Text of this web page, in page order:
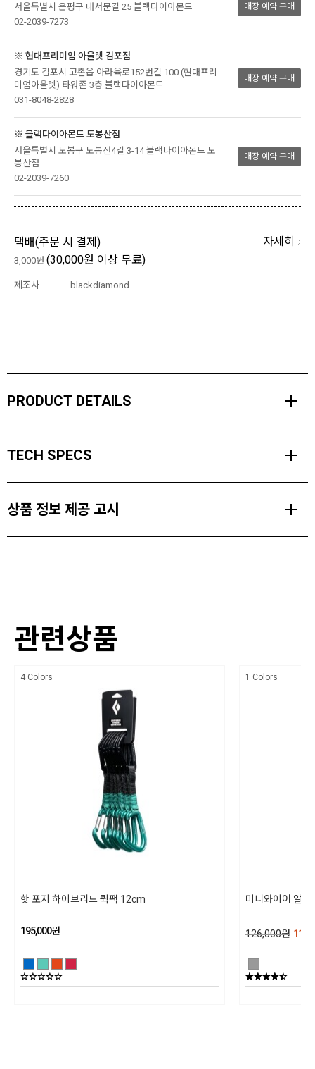
서울특별시 은평구 대서문길 25 블랙다이아몬드
02-2039-7273
매장 예약 구매
※ 현대프리미엄 아울렛 김포점
경기도 김포시 고촌읍 아라육로152번길 100 (현대프리
미엄아울렛) 타워존 3층 블랙다이아몬드
031-8048-2828
매장 예약 구매
※ 블랙다이아몬드 도봉산점
서울특별시 도봉구 도봉산4길 3-14 블랙다이아몬드 도
봉산점
02-2039-7260
매장 예약 구매
택배(주문 시 결제 ) 자세히
3,000원 (30,000원 이상 무료)
제조사 blackdiamond
PRODUCT DETAILS
열간 단조 공법으로 무게를 최소화한 라이트와이어 카라비너와
12cm 길이의 12mm 도그본을 적용한 경량의 퀵드로우로 게이트 열
림 현상이 없으며 스트레이트 재킷이 적용된 도그본은 카라비너가 회
열간 단조 공법을 적용한 라이트와이어 카라비너를 상, 하단에 적
용함
듀얼 와이어 게이트는 로프 및 볼트에 걸림 현상을 방지함
경량의 12mm 다이닉스 도그본
스트레이트 재킷이 적용된 도그본은 카라비너가 회전하는 것을
TECH SPECS
438 g (개당 73 g)
최저 강도
8 kN
* 국제 산악등반 연맹 안전 인증
유럽 품질 인증 기준을 충족함
상품 정보 제공 고시
상세설명참조
50% Aluminum, 10% Steel, 34% Polyester, 5% TPU, 1% Nylon
동일모델의 출시년월
블랙다이아몬드/ 수입자 (주)블랙다이아몬드 코리아
제조국
대만
상품별 세부사양
관련상품
4 Colors
핫 포지 하이브리드 퀵팩 12cm
195,000원
1 Colors
미니와이어 알파
126,000원